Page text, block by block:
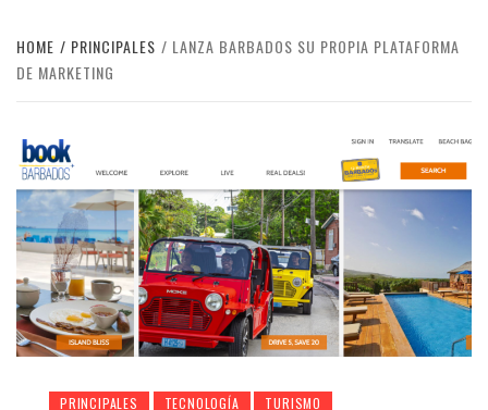
HOME PRINCIPALES
LANZA BARBADOS SU PROPIA PLATAFORMA
DE MARKETING
PRINCIPALES TECNOLOGÍA TURISMO